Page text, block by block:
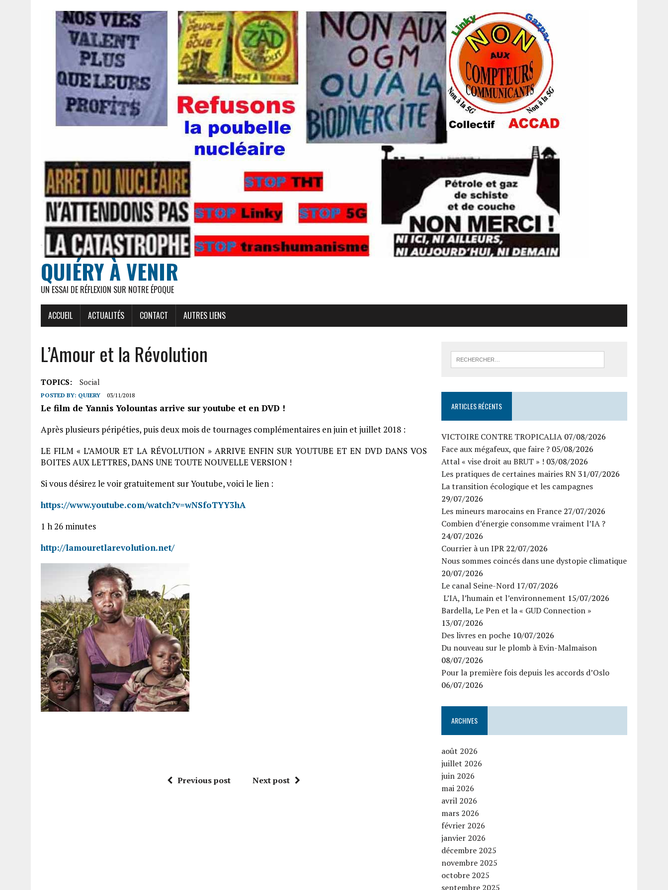
QUIÉRY À VENIR
UN ESSAI DE RÉFLEXION SUR NOTRE ÉPOQUE
ACCUEIL ACTUALITÉS CONTACT AUTRES LIENS
L’Amour et la Révolution
TOPICS: Social
POSTED BY: QUIERY 03/11/2018
Le film de Yannis Yolountas arrive sur youtube et en DVD !
Après plusieurs péripéties, puis deux mois de tournages complémentaires en juin et juillet 2018 :
LE FILM « L’AMOUR ET LA RÉVOLUTION » ARRIVE ENFIN SUR YOUTUBE ET EN DVD DANS VOS
BOITES AUX LETTRES, DANS UNE TOUTE NOUVELLE VERSION !
Si vous désirez le voir gratuitement sur Youtube, voici le lien :
https://www.youtube.com/watch?v=wNSfoTYY3hA
1 h 26 minutes
http://lamouretlarevolution.net/
Previous post Next post
ARTICLES RÉCENTS
VICTOIRE CONTRE TROPICALIA 07/08/2026
Face aux mégafeux, que faire ? 05/08/2026
Attal « vise droit au BRUT » ! 03/08/2026
Les pratiques de certaines mairies RN31/07/2026
La transition écologique et les campagnes
29/07/2026
Les mineurs marocains en France 27/07/2026
Combien d’énergie consomme vraiment l’IA ?
24/07/2026
Courrier à un IPR 22/07/2026
Nous sommes coincés dans une dystopie climatique
20/07/2026
Le canal Seine-Nord 17/07/2026
L’IA, l’humain et l’environnement 15/07/2026
Bardella, Le Pen et la « GUD Connection »
13/07/2026
Des livres en poche 10/07/2026
Du nouveau sur le plomb à Evin-Malmaison
08/07/2026
Pour la première fois depuis les accords d’Oslo
06/07/2026
ARCHIVES
août 2026
juillet 2026
juin 2026
mai 2026
avril 2026
mars 2026
février 2026
janvier 2026
décembre 2025
novembre 2025
octobre 2025
septembre 2025